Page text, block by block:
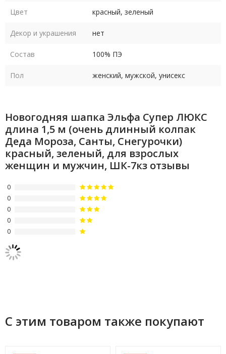
Цвет красный, зеленый
Декор и украшения нет
Состав 100% ПЭ
Пол женский, мужской, унисекс
Новогодняя шапка Эльфа Супер ЛЮКС
длина 1,5 м (очень длинный колпак
Деда Мороза, Санты, Снегурочки)
красный, зеленый, для взрослых
женщин и мужчин, ШК-7кз отзывы
0
0
0
0
0
С этим товаром также покупают